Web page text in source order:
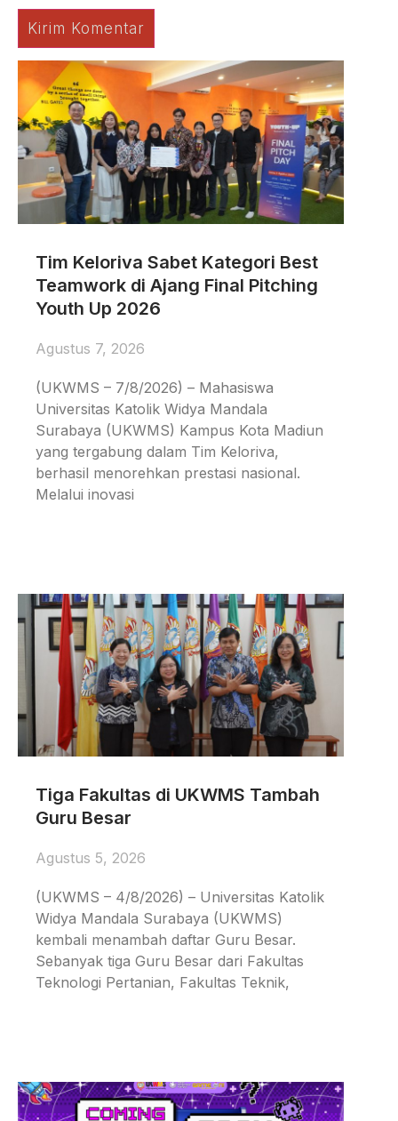
Tim Keloriva Sabet Kategori Best
Teamwork di Ajang Final Pitching
Youth Up 2026
Agustus 7, 2026
(UKWMS – 7/8/2026) – Mahasiswa
Universitas Katolik Widya Mandala
Surabaya (UKWMS) Kampus Kota Madiun
yang tergabung dalam Tim Keloriva,
berhasil menorehkan prestasi nasional.
Melalui inovasi
Tiga Fakultas di UKWMS Tambah
Guru Besar
Agustus 5, 2026
(UKWMS – 4/8/2026) – Universitas Katolik
Widya Mandala Surabaya (UKWMS)
kembali menambah daftar Guru Besar.
Sebanyak tiga Guru Besar dari Fakultas
Teknologi Pertanian, Fakultas Teknik,